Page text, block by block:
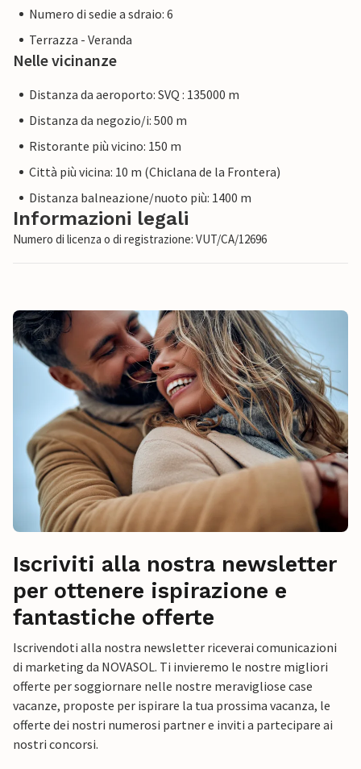
Numero di sedie a sdraio: 6
Terrazza - Veranda
Nelle vicinanze
Distanza da aeroporto: SVQ : 135000 m
Distanza da negozio/i: 500 m
Ristorante più vicino: 150 m
Città più vicina: 10 m (Chiclana de la Frontera)
Distanza balneazione/nuoto più: 1400 m
Informazioni legali
Numero di licenza o di registrazione: VUT/CA/12696
Iscriviti alla nostra newsletter
per ottenere ispirazione e
fantastiche offerte
Iscrivendoti alla nostra newsletter riceverai comunicazioni
di marketing da NOVASOL. Ti invieremo le nostre migliori
offerte per soggiornare nelle nostre meravigliose case
vacanze, proposte per ispirare la tua prossima vacanza, le
offerte dei nostri numerosi partner e inviti a partecipare ai
nostri concorsi.